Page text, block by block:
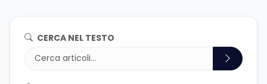
CERCA NEL TESTO